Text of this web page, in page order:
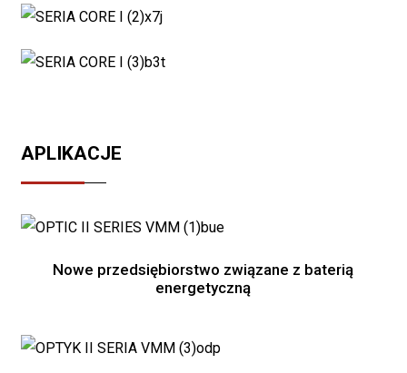
APLIKACJE
Nowe przedsiębiorstwo związane z baterią
energetyczną